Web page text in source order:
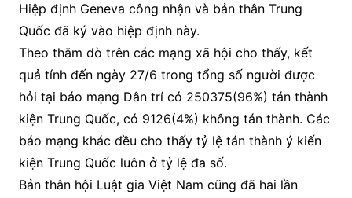
Hiệp định Geneva công nhận và bản thân Trung
Quốc đã ký vào hiệp định này.
Theo thăm dò trên các mạng xã hội cho thấy, kết
quả tính đến ngày 27/6 trong tổng số người được
hỏi tại báo mạng Dân trí có 250375(96%) tán thành
kiện Trung Quốc, có 9126(4%) không tán thành. Các
báo mạng khác đều cho thấy tỷ lệ tán thành ý kiến
kiện Trung Quốc luôn ở tỷ lệ đa số.
Bản thân hội Luật gia Việt Nam cũng đã hai lần